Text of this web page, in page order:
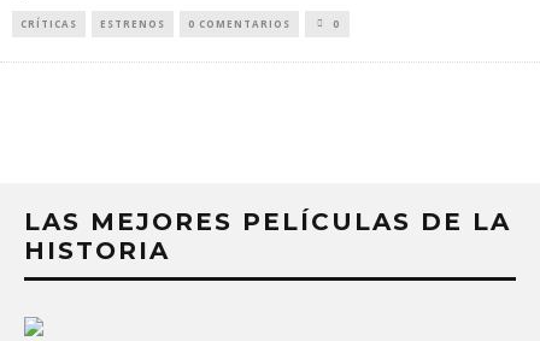
CRÍTICAS ESTRENOS 0 COMENTARIOS 0
LAS MEJORES PELÍCULAS DE LA
HISTORIA